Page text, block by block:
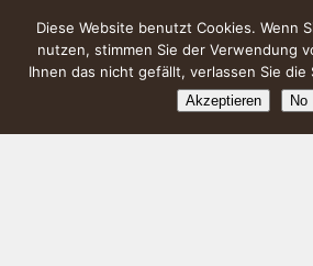
Diese Website benutzt Cookies. Wenn
nutzen, stimmen Sie der Verwendung
Ihnen das nicht gefällt, verlassen Sie
Akzeptieren No